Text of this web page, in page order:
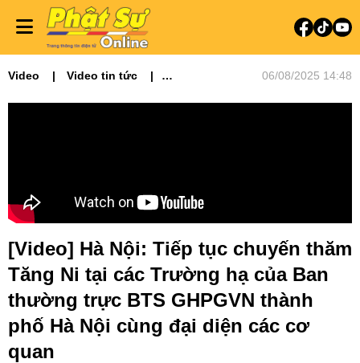
Video
Video tin tức
06/08/2025 14:48
[Video] Hà Nội: Tiếp tục chuyến thăm
Tăng Ni tại các Trường hạ của Ban
thường trực BTS GHPGVN thành
phố Hà Nội cùng đại diện các cơ
quan